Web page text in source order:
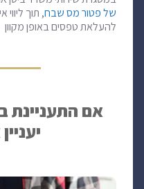
של פטור מס שבח, תוך
להעלאת טפסים באופן מקוון
אם התעניינת